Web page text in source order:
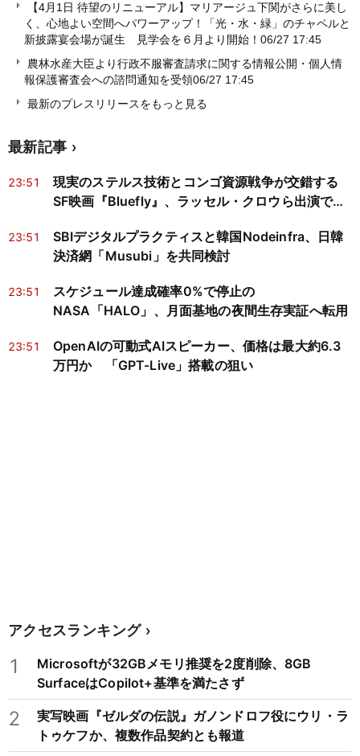
【4月1日 待望のリニューアル】マリアージュ下関がさらに美し
く、心地よい空間へパワーアップ！「光・水・緑」のチャペルと
新披露宴会場が誕生 見学会を６月より開始！ 06/27 17:45
農林水産大臣より行政不服審査請求に関する情報公開・個人情
報保護審査会への諮問通知を受領06/27 17:45
最新のプレスリリースをもっと見る
最新記事
23:51
現実のステルス技術とコンゴ資源戦争が交錯する
SF映画『Bluefly』、ラッセル・クロウら出演で製
23:51
SBIデジタルプラクティスと韓国Nodeinfra、日韓
決済網「Musubi」を共同検討
23:51
スケジュール達成確率0%で停止の
NASA「HALO」、月面基地の夜間生存実証へ転用
23:51
OpenAIの可動式AIスピーカー、価格は最大約6.3
万円か 「GPT-Live」搭載の狙い
アクセスランキング
1
Microsoftが32GBメモリ推奨を2度削除、8GB
SurfaceはCopilot+基準を満たさず
2
実写映画『ゼルダの伝説』ガノンドロフ役にウリ・ラ
トゥケフか、複数作品契約とも報道